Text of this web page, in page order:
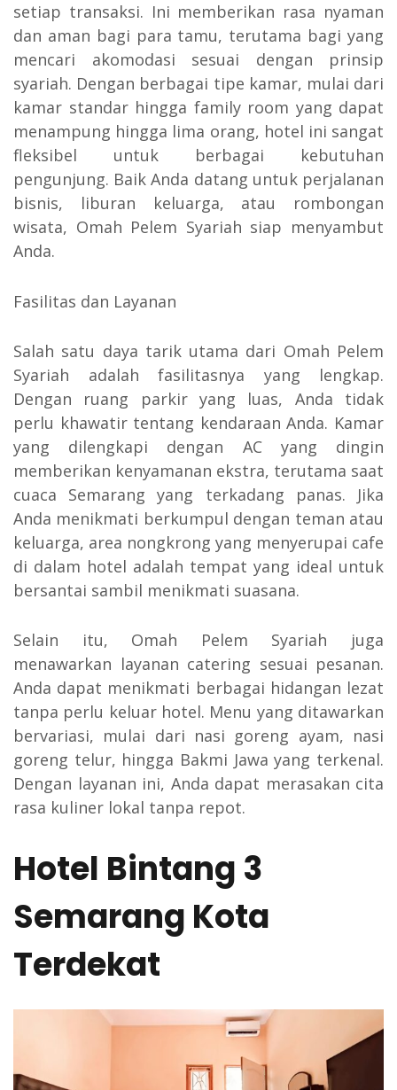
setiap transaksi. Ini memberikan rasa nyaman
dan aman bagi para tamu, terutama bagi yang
mencari akomodasi sesuai dengan prinsip
syariah. Dengan berbagai tipe kamar, mulai dari
kamar standar hingga family room yang dapat
menampung hingga lima orang, hotel ini sangat
fleksibel untuk berbagai kebutuhan
pengunjung. Baik Anda datang untuk perjalanan
bisnis, liburan keluarga, atau rombongan
wisata, Omah Pelem Syariah siap menyambut
Anda.
Fasilitas dan Layanan
Salah satu daya tarik utama dari Omah Pelem
Syariah adalah fasilitasnya yang lengkap.
Dengan ruang parkir yang luas, Anda tidak
perlu khawatir tentang kendaraan Anda. Kamar
yang dilengkapi dengan AC yang dingin
memberikan kenyamanan ekstra, terutama saat
cuaca Semarang yang terkadang panas. Jika
Anda menikmati berkumpul dengan teman atau
keluarga, area nongkrong yang menyerupai cafe
di dalam hotel adalah tempat yang ideal untuk
bersantai sambil menikmati suasana.
Selain itu, Omah Pelem Syariah juga
menawarkan layanan catering sesuai pesanan.
Anda dapat menikmati berbagai hidangan lezat
tanpa perlu keluar hotel. Menu yang ditawarkan
bervariasi, mulai dari nasi goreng ayam, nasi
goreng telur, hingga Bakmi Jawa yang terkenal.
Dengan layanan ini, Anda dapat merasakan cita
rasa kuliner lokal tanpa repot.
Hotel Bintang 3
Semarang Kota
Terdekat